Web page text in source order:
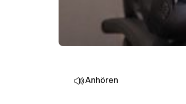
Anhören